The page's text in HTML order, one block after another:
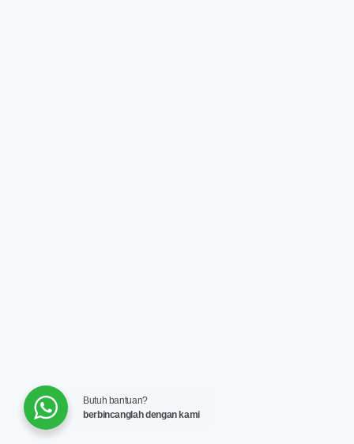
Butuh bantuan?
berbincanglah dengan kami